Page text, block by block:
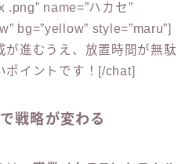
.png” name=”ハカセ”
bg=”yellow” style=”maru”]
が進むうえ、放置時間が無駄
ポイントです！[/chat]
戦略が変わる